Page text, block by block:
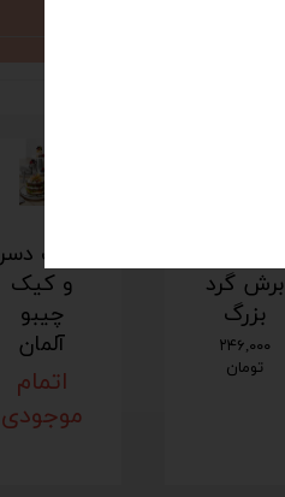
برش گرد
بزرگ
۲۴۶,۰۰۰
تومان
رینگ دسر
و کیک
چیبو
آلمان
اتمام
موجودی